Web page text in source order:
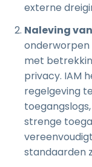
externe
Naleving
met
privacy. IAM
regelgeving
strenge
standaarden